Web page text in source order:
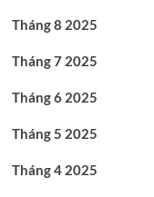
Tháng 8 2025
Tháng 7 2025
Tháng 6 2025
Tháng 5 2025
Tháng 4 2025